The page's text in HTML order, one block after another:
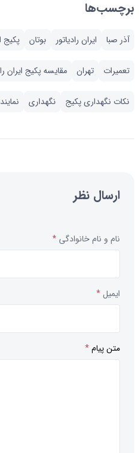
برچسب‌ها
آذر صبا ایران رادیاتور بوتان پکیج
تعمیرات تهران مقایسه پکیج ایران
نکات نگهداری پکیج نگهداری
ارسال نظر
نام و نام خانوادگی *
ایمیل*
متن پیام*